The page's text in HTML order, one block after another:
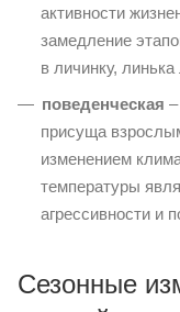
активности
замедление
в личинку,
поведенческая
присуща
изменением
температуры
агрессивности и
Сезонные